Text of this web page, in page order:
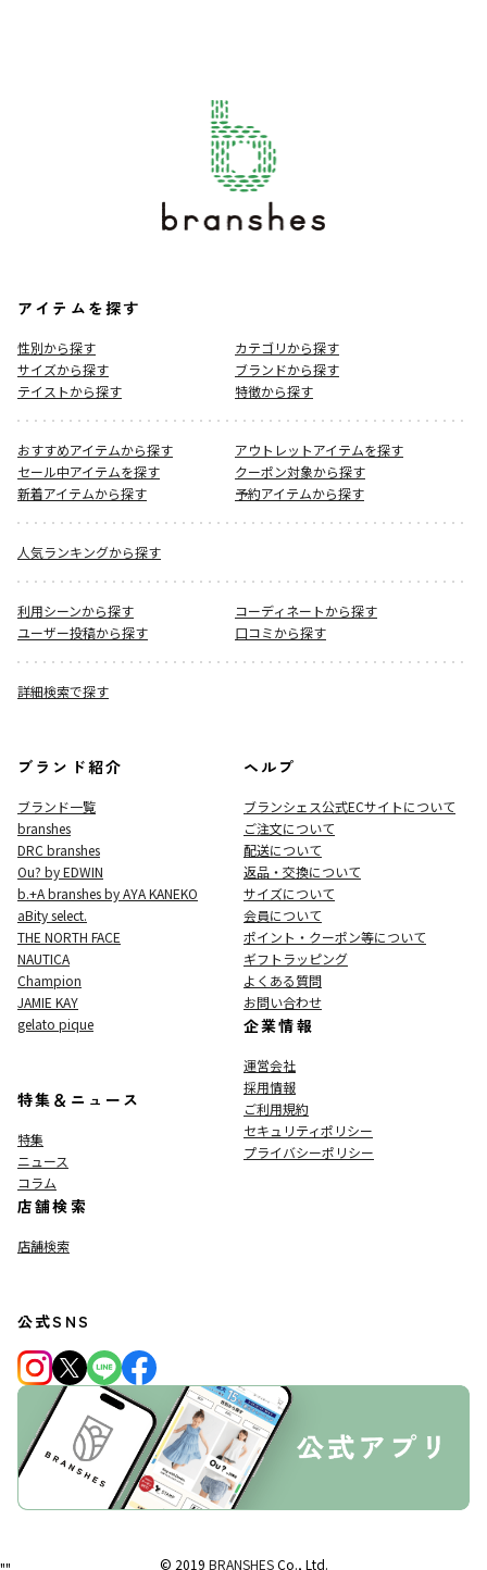
アイテムを探す
性別から探す
カテゴリから探す
サイズから探す
ブランドから探す
テイストから探す
特徴から探す
おすすめアイテムから探す
アウトレットアイテムを探す
セール中アイテムを探す
クーポン対象から探す
新着アイテムから探す
予約アイテムから探す
人気ランキングから探す
利用シーンから探す
コーディネートから探す
ユーザー投稿から探す
口コミから探す
詳細検索で探す
ブランド紹介
ブランド一覧
branshes
DRC branshes
Ou? by EDWIN
b.+A branshes by AYA KANEKO
aBity select.
THE NORTH FACE
NAUTICA
Champion
JAMIE KAY
gelato pique
特集＆ニュース
特集
ニュース
コラム
店舗検索
店舗検索
ヘルプ
ブランシェス公式ECサイトについて
ご注文について
配送について
返品・交換について
サイズについて
会員について
ポイント・クーポン等について
ギフトラッピング
よくある質問
お問い合わせ
企業情報
運営会社
採用情報
ご利用規約
セキュリティポリシー
プライバシーポリシー
公式SNS
© 2019 BRANSHESCo., Ltd.